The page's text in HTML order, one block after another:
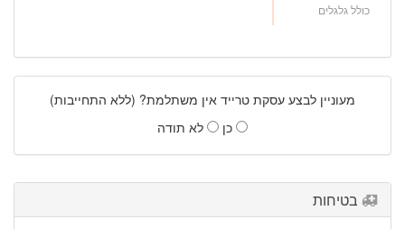
כולל גלגלים
מעוניין לבצע עסקת טרייד אין משתלמת? (ללא התחייבות)
כן
לא תודה
בטיחות